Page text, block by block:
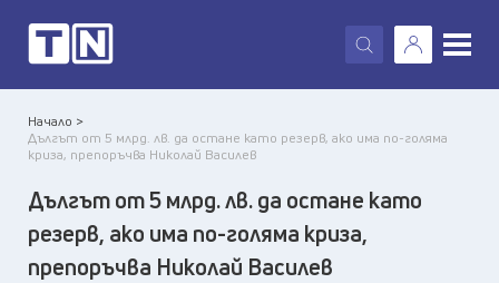
X
Начало >
Дългът от 5 млрд. лв. да остане като резерв, ако има по-голяма
криза, препоръчва Николай Василев
Дългът от 5 млрд. лв. да остане като
резерв, ако има по-голяма криза,
препоръчва Николай Василев